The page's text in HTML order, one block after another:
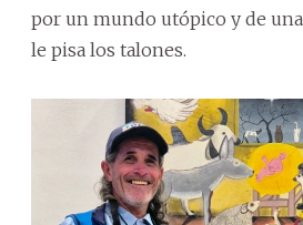
por un mundo utópico y de
le pisa los talones.